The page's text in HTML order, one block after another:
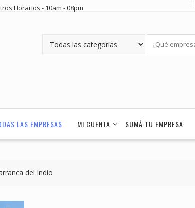
Horarios - 10am - 08pm
LAS EMPRESAS MI CUENTA SUMÁ TU EMPRESA
del Indio